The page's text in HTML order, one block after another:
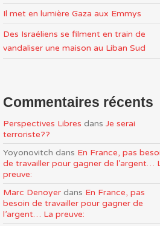
Il met en lumière Gaza aux Emmys
Des Israéliens se filment en train de
vandaliser une maison au Liban Sud
Commentaires récents
Perspectives Libres dans Je serai
terroriste??
Yoyonovitch dans En France, pas
de travailler pour gagner de l’argent…
preuve:
Marc Denoyer dans En France, pas
besoin de travailler pour gagner de
l’argent… La preuve: